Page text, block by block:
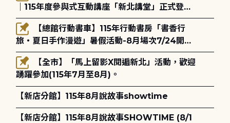
｜115年度參與式互動講座「新北講堂」正式登
場！
旅・夏日手作漫遊」暑假活動-8月場次7/24開始
報名
踴躍參加(115年7月至8月)。
【新店分館】115年8月說故事showtime
【新店分館】115年8月說故事SHOWTIME (8/1